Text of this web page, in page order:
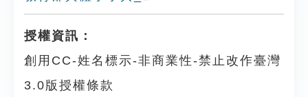
授權資訊：
創用CC-姓名標示-非商業性-禁止改作臺灣
3.0版授權條款